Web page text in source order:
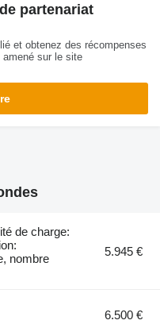
partenariat
et obtenez des récompenses
sur le site
de charge:
nombre
5.945 €
6.500 €